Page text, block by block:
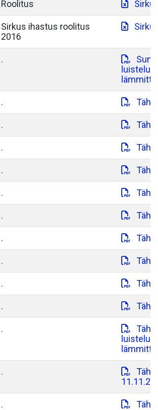
Roolitus
Sirkus ihastus roolitus
2016
.
.
.
.
.
.
.
.
.
.
.
.
.
.